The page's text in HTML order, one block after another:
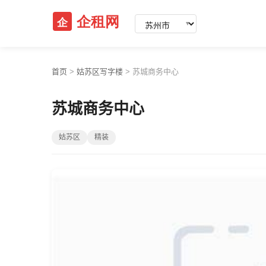
▼
首页 > 姑苏区写字楼 > 苏城商务中心
苏城商务中心
姑苏区 精装